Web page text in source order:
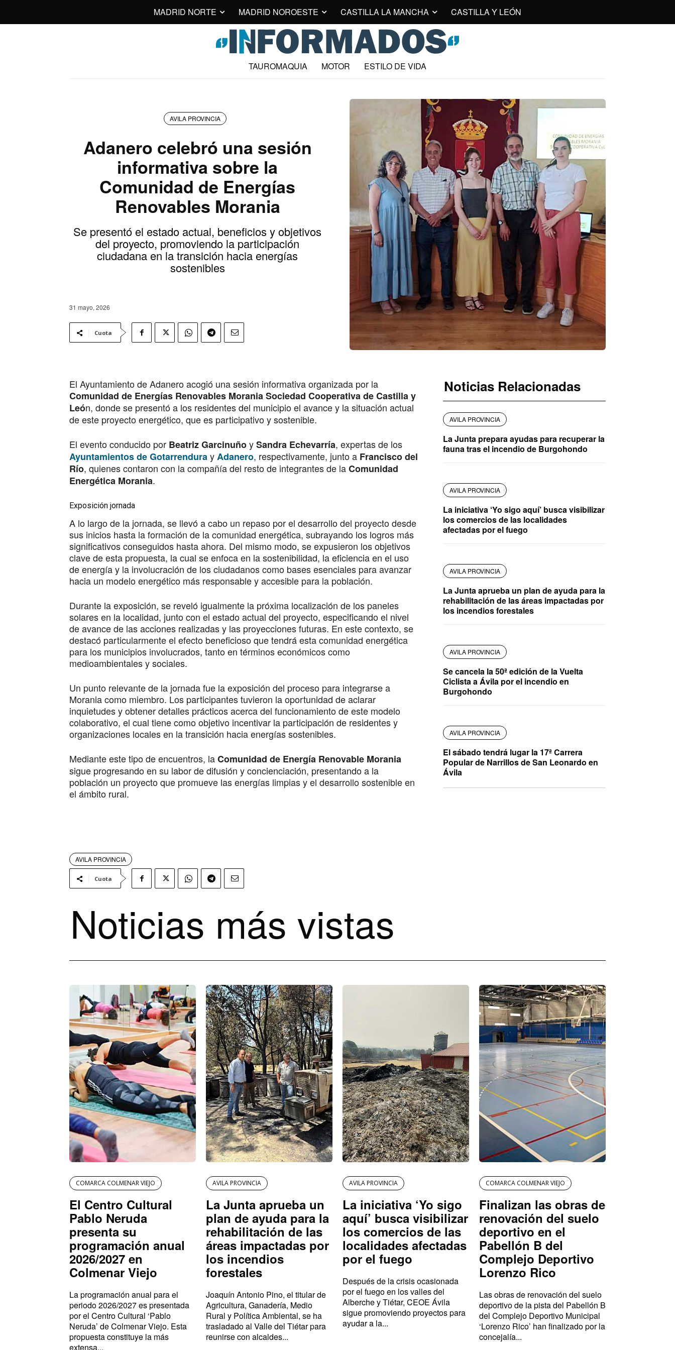
MADRID NORTE MADRID NOROESTE CASTILLA LA MANCHA CASTILLA Y LEÓN
TAUROMAQUIA MOTOR ESTILO DE VIDA
AVILA PROVINCIA
Adanero celebró una sesión
informativa sobre la
Comunidad de Energías
Renovables Morania
Se presentó el estado actual, beneficios y objetivos
del proyecto, promoviendo la participación
ciudadana en la transición hacia energías
sostenibles
31 mayo, 2026
Cuota
El Ayuntamiento de Adanero acogió una sesión informativa organizada por la
Comunidad de Energías Renovables MoraniaSociedad Cooperativa de Castilla y
León, donde se presentó a los residentes del municipio el avance y la situación actual
de este proyecto energético, que es participativo y sostenible.
El evento conducido por Beatriz GarcinuñoySandra Echevarría, expertas de los
Ayuntamientos de GotarrendurayAdanero, respectivamente, junto a Francisco del
Río, quienes contaron con la compañía del resto de integrantes de laComunidad
Energética Morania.
Exposición jornada
A lo largo de la jornada, se llevó a cabo un repaso por el desarrollo del proyecto desde
sus inicios hasta la formación de la comunidad energética, subrayando los logros más
significativos conseguidos hasta ahora. Del mismo modo, se expusieron los objetivos
clave de esta propuesta, la cual se enfoca en la sostenibilidad, la eficiencia en el uso
de energía y la involucración de los ciudadanos como bases esenciales para avanzar
hacia un modelo energético más responsable y accesible para la población.
Durante la exposición, se reveló igualmente la próxima localización de los paneles
solares en la localidad, junto con el estado actual del proyecto, especificando el nivel
de avance de las acciones realizadas y las proyecciones futuras. En este contexto, se
destacó particularmente el efecto beneficioso que tendrá esta comunidad energética
para los municipios involucrados, tanto en términos económicos como
medioambientales y sociales.
Un punto relevante de la jornada fue la exposición del proceso para integrarse a
Morania como miembro. Los participantes tuvieron la oportunidad de aclarar
inquietudes y obtener detalles prácticos acerca del funcionamiento de este modelo
colaborativo, el cual tiene como objetivo incentivar la participación de residentes y
organizaciones locales en la transición hacia energías sostenibles.
Mediante este tipo de encuentros, laComunidad de Energía Renovable Morania
sigue progresando en su labor de difusión y concienciación, presentando a la
población un proyecto que promueve las energías limpias y el desarrollo sostenible en
el ámbito rural.
AVILA PROVINCIA
Cuota
Noticias Relacionadas
AVILA PROVINCIA
La Junta prepara ayudas para recuperar la
fauna tras el incendio de Burgohondo
AVILA PROVINCIA
La iniciativa ‘Yo sigo aquí’ busca visibilizar
los comercios de las localidades
afectadas por el fuego
AVILA PROVINCIA
La Junta aprueba un plan de ayuda para la
rehabilitación de las áreas impactadas por
los incendios forestales
AVILA PROVINCIA
Se cancela la 50ª edición de la Vuelta
Ciclista a Ávila por el incendio en
Burgohondo
AVILA PROVINCIA
El sábado tendrá lugar la 17ª Carrera
Popular de Narrillos de San Leonardo en
Ávila
Noticias más vistas
COMARCA COLMENAR VIEJO
El Centro Cultural
Pablo Neruda
presenta su
programación anual
2026/2027 en
Colmenar Viejo
La programación anual para el
periodo 2026/2027 es presentada
por el Centro Cultural ‘Pablo
Neruda’ de Colmenar Viejo. Esta
propuesta constituye la más
extensa...
AVILA PROVINCIA
La Junta aprueba un
plan de ayuda para la
rehabilitación de las
áreas impactadas por
los incendios
forestales
Joaquín Antonio Pino, el titular de
Agricultura, Ganadería, Medio
Rural y Política Ambiental, se ha
trasladado al Valle del Tiétar para
reunirse con alcaldes...
AVILA PROVINCIA
La iniciativa ‘Yo sigo
aquí’ busca visibilizar
los comercios de las
localidades afectadas
por el fuego
Después de la crisis ocasionada
por el fuego en los valles del
Alberche y Tiétar, CEOE Ávila
sigue promoviendo proyectos para
ayudar a la...
COMARCA COLMENAR VIEJO
Finalizan las obras de
renovación del suelo
deportivo en el
Pabellón B del
Complejo Deportivo
Lorenzo Rico
Las obras de renovación del suelo
deportivo de la pista del Pabellón B
del Complejo Deportivo Municipal
‘Lorenzo Rico’ han finalizado por la
concejalía...